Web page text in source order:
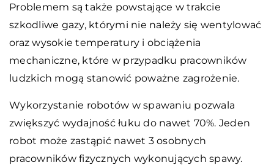
Problemem są także powstające w trakcie
szkodliwe gazy, którymi nie należy się wentylować
oraz wysokie temperatury i obciążenia
mechaniczne, które w przypadku pracowników
ludzkich mogą stanowić poważne zagrożenie.
Wykorzystanie robotów w spawaniu pozwala
zwiększyć wydajność łuku do nawet 70%. Jeden
robot może zastąpić nawet 3 osobnych
pracowników fizycznych wykonujących spawy.